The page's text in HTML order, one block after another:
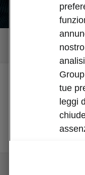
Grazie al
le tecnologie
collegare il
tue
leggi